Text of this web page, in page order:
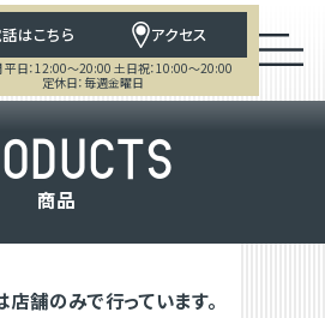
はこちら アクセス
平日：12:00～20:00 土日祝：10:00～20:00
定休日：毎週金曜日
ODUCTS
商品
舗のみで行っています。